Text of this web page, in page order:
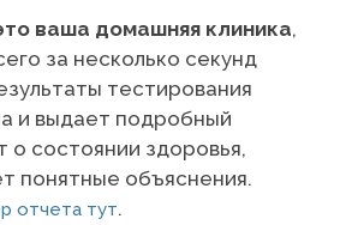
ваша домашняя клиника,
за несколько секунд
тестирования
и выдает подробный
о состоянии здоровья,
понятные объяснения.
отчета тут.